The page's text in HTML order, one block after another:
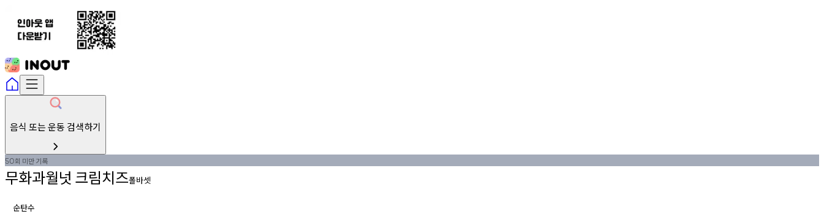
음식 또는 운동 검색하기
50회 미만기록
무화과월넛 크림치즈폴바셋
순탄수